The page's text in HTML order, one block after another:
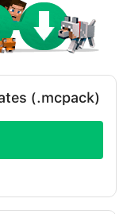
(.mcpack)